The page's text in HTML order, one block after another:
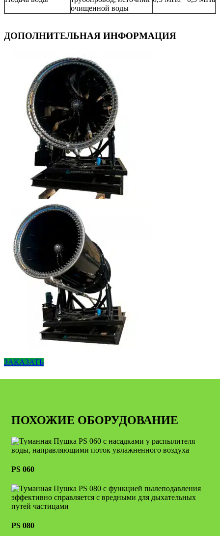
очищенной воды
ДОПОЛНИТЕЛЬНАЯ ИНФОРМАЦИЯ
ЗАКАЗАТЬ
ПОХОЖИЕ ОБОРУДОВАНИЕ
PS 060
PS 080